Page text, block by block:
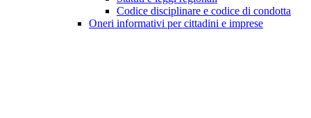
Codice disciplinare e codice di condotta
Oneri informativi per cittadini e imprese